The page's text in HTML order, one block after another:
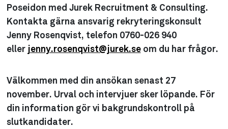
Poseidon med Jurek Recruitment & Consulting.
Kontakta gärna ansvarig rekryteringskonsult
Jenny Rosenqvist, telefon 0760-026 940
eller jenny.rosenqvist@jurek.seom du har frågor.
Välkommen med din ansökan senast 27
november. Urval och intervjuer sker löpande. För
din information gör vi bakgrundskontroll på
slutkandidater.